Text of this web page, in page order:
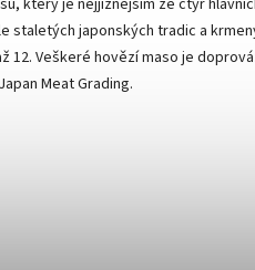
staletých japonských tradic a
12. Veškeré hovězí maso je
Meat Grading.